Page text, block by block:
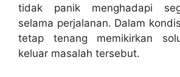
tidak panik menghadapi
selama perjalanan. Dalam
tetap tenang memikirkan
keluar masalah tersebut.